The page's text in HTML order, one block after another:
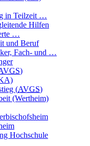
in Teilzeit …
Hilfen
…
und Beruf
Fach- und …
)
(AVGS)
(Wertheim)
Hochschule